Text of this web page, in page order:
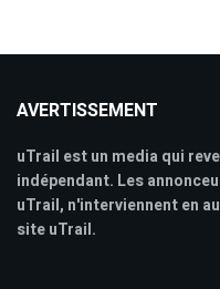
AVERTISSEMENT
uTrail est un media qui
indépendant. Les
uTrail, n'interviennent en
site uTrail.